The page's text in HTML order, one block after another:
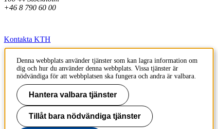
+46 8 790 60 00
Kontakta KTH
Jobba på KTH
Press och media
Faktura och betalning KTH
Om KTH:s webbplatser
Denna webbplats använder tjänster som kan lagra information om
dig och hur du använder denna webbplats. Vissa tjänster är
nödvändiga för att webbplatsen ska fungera och andra är valbara.
Hantera valbara tjänster
Tillåt bara nödvändiga tjänster